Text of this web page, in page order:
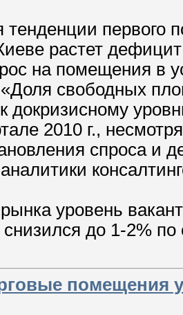
первого
растет
на помещения в
свободных
докризисному
2010 г.,
спроса
уровень
до 1-2%
помещения